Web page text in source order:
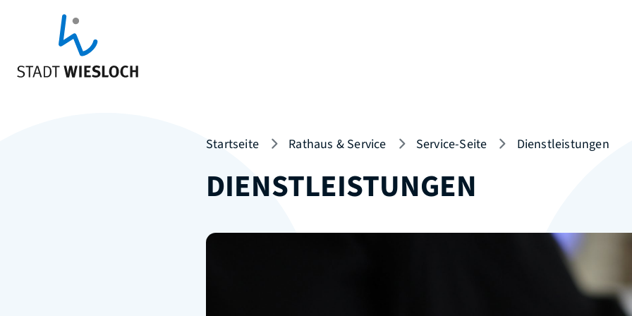
Startseite Rathaus & Service Service-Seite Dienstleistungen
DIENSTLEISTUNGEN